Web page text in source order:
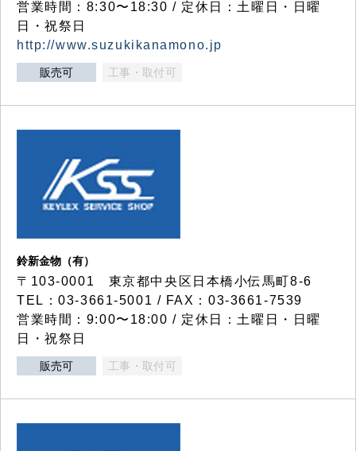
営業時間：8:30〜18:30 / 定休日：土曜日・日曜
日・祝祭日
http://www.suzukikanamono.jp
販売可 工事・取付可
鈴新金物（有）
〒103-0001 東京都中央区日本橋小伝馬町8-6
TEL：03-3661-5001 / FAX：03-3661-7539
営業時間：9:00〜18:00 / 定休日：土曜日・日曜
日・祝祭日
販売可 工事・取付可